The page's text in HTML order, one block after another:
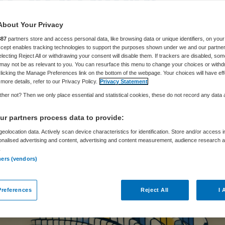
Wilbert Zuil 16 december 2024,14:16 3172 keer gelezen
werkt aan een investeringsmodel voor
de besparingen op zorg gerelateerd kunnen
in preventie, schrijft onder meer
van VWS (Preventie) in een brief aan de
Your Privacy
partners store and access personal data, like browsing data or unique identifiers, on your
enables tracking technologies to support the purposes shown under we and our
Reject All or withdrawing your consent will disable them. If trackers are disabled,
not be as relevant to you. You can resurface this menu to change your choices or
the Manage Preferences link on the bottom of the webpage. Your choices will have
details, refer to our Privacy Policy. Privacy Statement
not? Then we only place essential and statistical cookies, these do not record any data
partners process data to provide:
data. Actively scan device characteristics for identification. Store and/or access
advertising and content, advertising and content measurement, audience research
(vendors)
Reject All I